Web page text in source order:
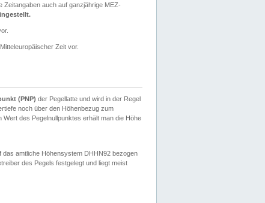
Zeitangaben auch auf ganzjährige MEZ-
Zeit vor.
(PNP) der Pegellatte und wird in der Regel
noch über den Höhenbezug zum
des Pegelnullpunktes erhält man die Höhe
amtliche Höhensystem DHHN92 bezogen
des Pegels festgelegt und liegt meist